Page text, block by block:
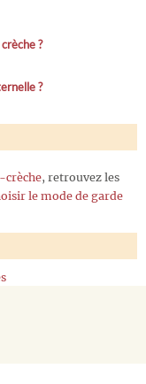
?
?
, retrouvez les
le mode de garde